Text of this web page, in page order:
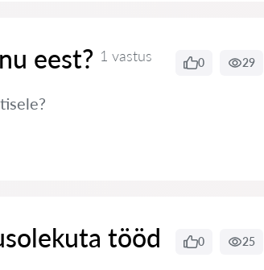
eest? 1 vastus 0 29
tööd
0 25